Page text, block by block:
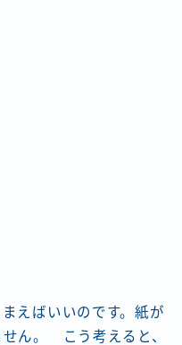
えばいいのです。紙が
ん。 こう考えると、